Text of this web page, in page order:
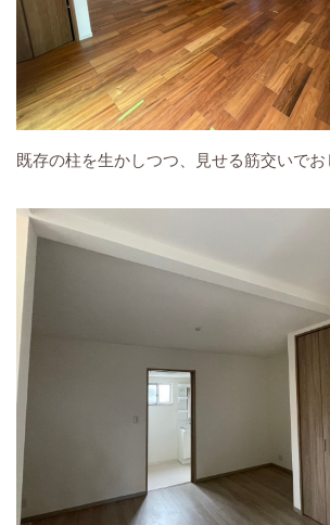
既存の柱を生かしつつ、見せる筋交いでお